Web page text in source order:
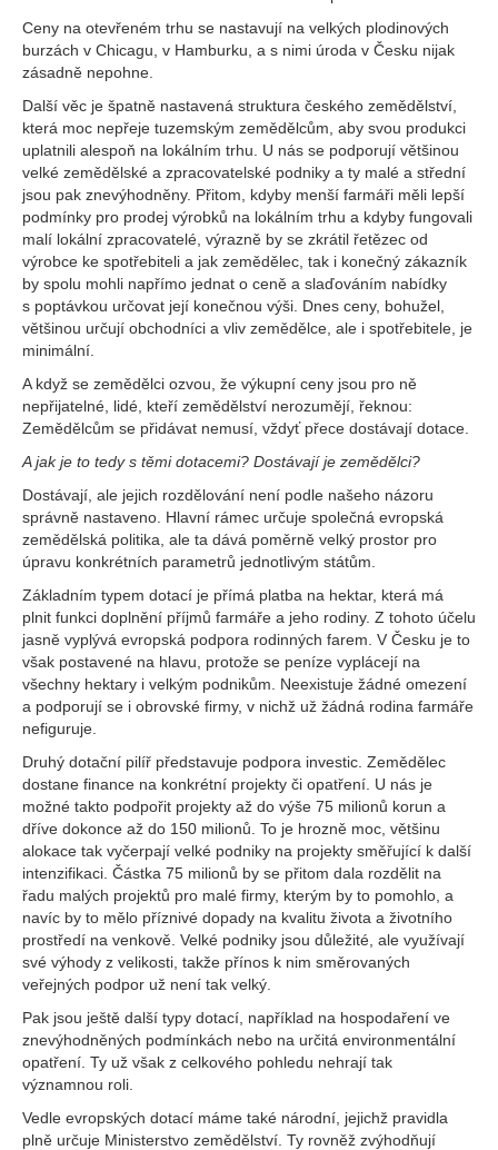
Ceny na otevřeném trhu se nastavují na velkých plodinových
burzách v Chicagu, v Hamburku, a s nimi úroda v Česku nijak
zásadně nepohne.
Další věc je špatně nastavená struktura českého zemědělství,
která moc nepřeje tuzemským zemědělcům, aby svou produkci
uplatnili alespoň na lokálním trhu. U nás se podporují většinou
velké zemědělské a zpracovatelské podniky a ty malé a střední
jsou pak znevýhodněny. Přitom, kdyby menší farmáři měli lepší
podmínky pro prodej výrobků na lokálním trhu a kdyby fungovali
malí lokální zpracovatelé, výrazně by se zkrátil řetězec od
výrobce ke spotřebiteli a jak zemědělec, tak i konečný zákazník
by spolu mohli napřímo jednat o ceně a slaďováním nabídky
s poptávkou určovat její konečnou výši. Dnes ceny, bohužel,
většinou určují obchodníci a vliv zemědělce, ale i spotřebitele, je
minimální.
A když se zemědělci ozvou, že výkupní ceny jsou pro ně
nepřijatelné, lidé, kteří zemědělství nerozumějí, řeknou:
Zemědělcům se přidávat nemusí, vždyť přece dostávají dotace.
A jak je to tedy s těmi dotacemi? Dostávají je zemědělci?
Dostávají, ale jejich rozdělování není podle našeho názoru
správně nastaveno. Hlavní rámec určuje společná evropská
zemědělská politika, ale ta dává poměrně velký prostor pro
úpravu konkrétních parametrů jednotlivým státům.
Základním typem dotací je přímá platba na hektar, která má
plnit funkci doplnění příjmů farmáře a jeho rodiny. Z tohoto účelu
jasně vyplývá evropská podpora rodinných farem. V Česku je to
však postavené na hlavu, protože se peníze vyplácejí na
všechny hektary i velkým podnikům. Neexistuje žádné omezení
a podporují se i obrovské firmy, v nichž už žádná rodina farmáře
nefiguruje.
Druhý dotační pilíř představuje podpora investic. Zemědělec
dostane finance na konkrétní projekty či opatření. U nás je
možné takto podpořit projekty až do výše 75 milionů korun a
dříve dokonce až do 150 milionů. To je hrozně moc, většinu
alokace tak vyčerpají velké podniky na projekty směřující k další
intenzifikaci. Částka 75 milionů by se přitom dala rozdělit na
řadu malých projektů pro malé firmy, kterým by to pomohlo, a
navíc by to mělo příznivé dopady na kvalitu života a životního
prostředí na venkově. Velké podniky jsou důležité, ale využívají
své výhody z velikosti, takže přínos k nim směrovaných
veřejných podpor už není tak velký.
Pak jsou ještě další typy dotací, například na hospodaření ve
znevýhodněných podmínkách nebo na určitá environmentální
opatření. Ty už však z celkového pohledu nehrají tak
významnou roli.
Vedle evropských dotací máme také národní, jejichž pravidla
plně určuje Ministerstvo zemědělství. Ty rovněž zvýhodňují